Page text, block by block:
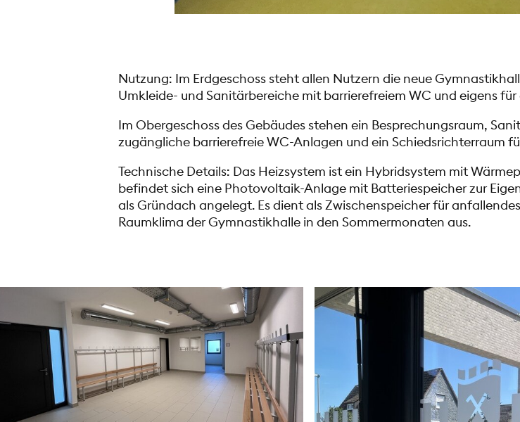
Nutzung: Im Erdgeschoss steht allen Nutzern die neue
Umkleide- und Sanitärbereiche mit barrierefreiem WC und eigens
Im Obergeschoss des Gebäudes stehen ein Besprechungsraum,
zugängliche barrierefreie WC-Anlagen und ein Schiedsrichterraum
Technische Details: Das Heizsystem ist ein Hybridsystem mit
befindet sich eine Photovoltaik-Anlage mit Batteriespeicher zur
als Gründach angelegt. Es dient als Zwischenspeicher für
Raumklima der Gymnastikhalle in den Sommermonaten aus.